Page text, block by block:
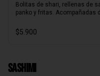
Bolitas de shari, rellenas de
panko y fritas. Acompañadas
$5.900
Sashimi